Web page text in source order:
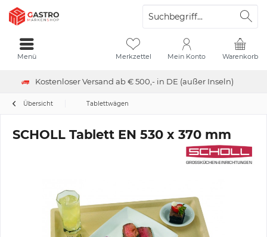
Kostenloser Versand ab € 500,- in DE (außer Inseln)
Warenkorb
Merkzettel Mein Konto
Menü
Übersicht Tablettwägen
SCHOLL Tablett EN 530 x 370 mm